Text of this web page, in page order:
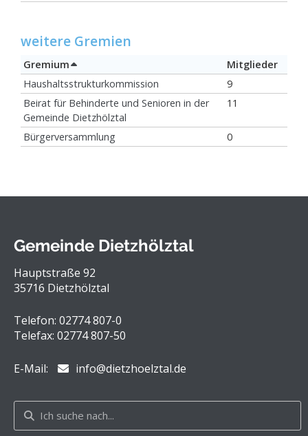
weitere Gremien
Gremium
Mitglieder
Haushaltsstrukturkommission
9
Beirat für Behinderte und Senioren in der
Gemeinde Dietzhölztal
11
Bürgerversammlung 0
Gemeinde Dietzhölztal
Hauptstraße 92
35716 Dietzhölztal
Telefon: 02774 807-0
Telefax: 02774 807-50
E-Mail: info@dietzhoelztal.de